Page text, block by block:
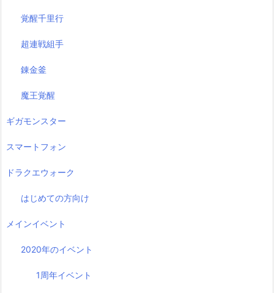
覚醒千里行
超連戦組手
錬金釜
魔王覚醒
ギガモンスター
スマートフォン
ドラクエウォーク
はじめての方向け
メインイベント
2020年のイベント
1周年イベント